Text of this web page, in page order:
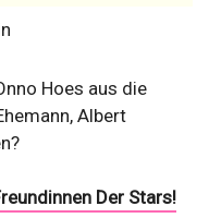
Hoes aus die
Albert
Der Stars!